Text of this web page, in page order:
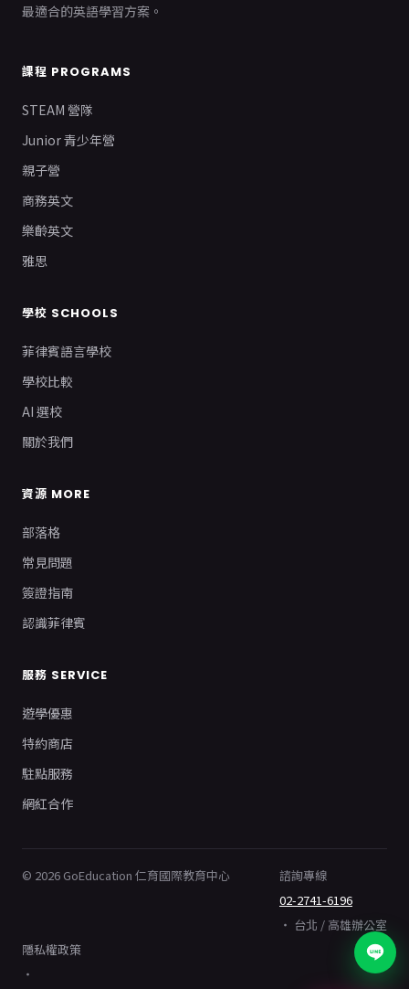
最適合的英語學習方案。
課程 PROGRAMS
STEAM 營隊
Junior 青少年營
親子營
商務英文
樂齡英文
雅思
學校 SCHOOLS
菲律賓語言學校
學校比較
AI 選校
關於我們
資源 MORE
部落格
常見問題
簽證指南
認識菲律賓
服務 SERVICE
遊學優惠
特約商店
駐點服務
網紅合作
© 2026 GoEducation 仁育國際教育中心
諮詢專線
02-2741-6196
・ 台北 / 高雄辦公室
隱私權政策
・